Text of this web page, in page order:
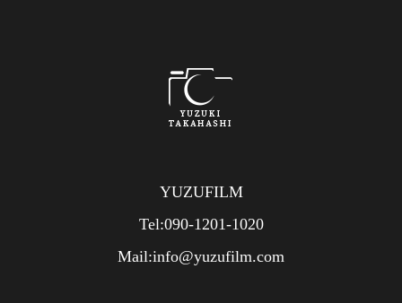
YUZUFILM
Tel:090-1201-1020
Mail:info@yuzufilm.com